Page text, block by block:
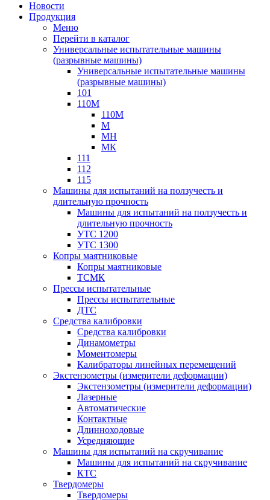
Новости
Продукция
Меню
Перейти в каталог
Универсальные испытательные машины
(разрывные машины)
Универсальные испытательные машины
(разрывные машины)
101
110М
110М
М
МН
МК
111
112
115
Машины для испытаний на ползучесть и
длительную прочность
Машины для испытаний на ползучесть и
длительную прочность
УТС 1200
УТС 1300
Копры маятниковые
Копры маятниковые
ТСМК
Прессы испытательные
Прессы испытательные
ДТС
Средства калибровки
Средства калибровки
Динамометры
Моментомеры
Калибраторы линейных перемещений
Экстензометры (измерители деформации)
Экстензометры (измерители деформации)
Лазерные
Автоматические
Контактные
Длинноходовые
Усредняющие
Машины для испытаний на скручивание
Машины для испытаний на скручивание
КТС
Твердомеры
Твердомеры